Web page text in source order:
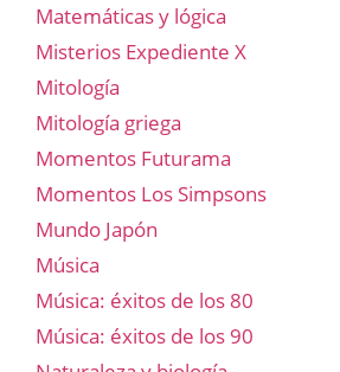
Matemáticas y lógica
Misterios Expediente X
Mitología
Mitología griega
Momentos Futurama
Momentos Los Simpsons
Mundo Japón
Música
Música: éxitos de los 80
Música: éxitos de los 90